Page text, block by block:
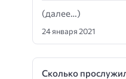
(далее…)
24 января 2021
Сколько